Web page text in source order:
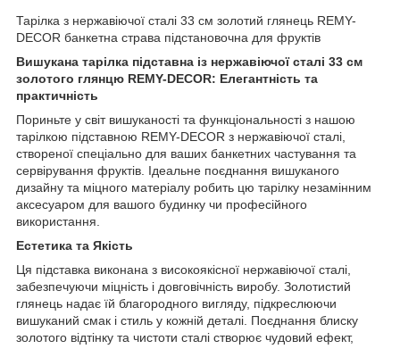
Тарілка з нержавіючої сталі 33 см золотий глянець REMY-
DECOR банкетна страва підстановочна для фруктів
Вишукана тарілка підставна із нержавіючої сталі 33 см
золотого глянцю REMY-DECOR: Елегантність та
практичність
Пориньте у світ вишуканості та функціональності з нашою
тарілкою підставною REMY-DECOR з нержавіючої сталі,
створеної спеціально для ваших банкетних частування та
сервірування фруктів. Ідеальне поєднання вишуканого
дизайну та міцного матеріалу робить цю тарілку незамінним
аксесуаром для вашого будинку чи професійного
використання.
Естетика та Якість
Ця підставка виконана з високоякісної нержавіючої сталі,
забезпечуючи міцність і довговічність виробу. Золотистий
глянець надає їй благородного вигляду, підкреслюючи
вишуканий смак і стиль у кожній деталі. Поєднання блиску
золотого відтінку та чистоти сталі створює чудовий ефект,